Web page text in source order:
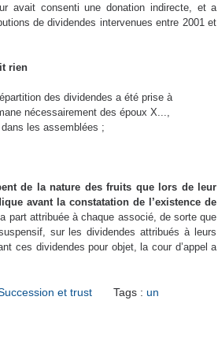
avait consenti une donation indirecte, et a
de dividendes intervenues entre 2001 et
rien
des dividendes a été prise à
nécessairement des époux X...,
les assemblées ;
de la nature des fruits que lors de leur
avant la constatation de l’existence de
part attribuée à chaque associé, de sorte que
sur les dividendes attribués à leurs
ces dividendes pour objet, la cour d’appel a
et trust Tags : un